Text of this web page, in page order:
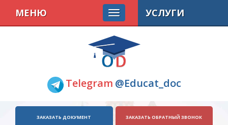
Telegram @Educat_doc
МЕНЮ
ЗАКАЗАТЬ ДОКУМЕНТ ЗАКАЗАТЬ ОБРАТНЫЙ ЗВОНОК
УСЛУГИ